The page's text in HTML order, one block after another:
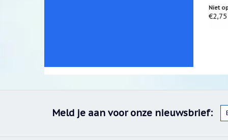
Niet
€2,75
Meld je aan voor onze nieuwsbrief: